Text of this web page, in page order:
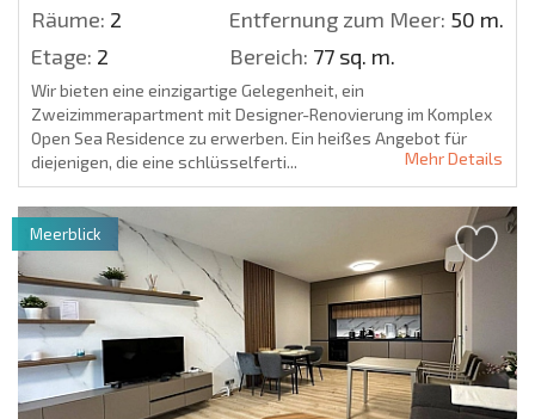
Räume: 2 Entfernung zum Meer: 50 m.
Etage: 2 Bereich: 77 sq. m.
Wir bieten eine einzigartige Gelegenheit, ein
Zweizimmerapartment mit Designer-Renovierung im Komplex
Open Sea Residence zu erwerben. Ein heißes Angebot für
diejenigen, die eine schlüsselferti...
Mehr Details
Meerblick